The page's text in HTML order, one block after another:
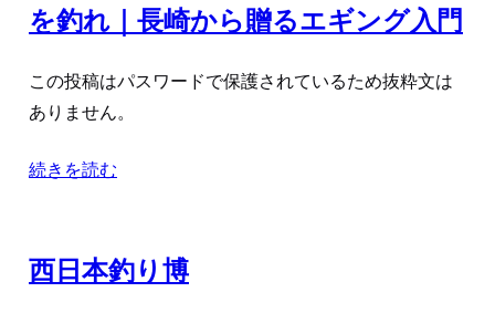
を釣れ｜長崎から贈るエギング入門
この投稿はパスワードで保護されているため抜粋文は
ありません。
続きを読む
西日本釣り博